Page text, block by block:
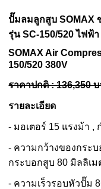
ปั๊มลมลูกสูบ SOMAX
รุ่น SC-150/520 ไฟฟ้า
SOMAX Air
150/520380V
ราคาปกติ : 136,350
รายละเอียด
- มอเตอร์ 15 แรงม้า ,
- ความกว้างของกระ
กระบอกสูบ 80 มิลลิเ
- ความเร็วรอบหัวปั๊ม